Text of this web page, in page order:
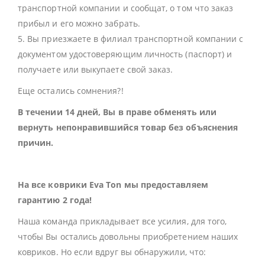
транспортной компании и сообщат, о том что заказ
прибыл и его можно забрать.
5. Вы приезжаете в филиал транспортной компании с
документом удостоверяющим личность (паспорт) и
получаете или выкупаете свой заказ.
Еще остались сомнения?!
В течении 14 дней, Вы в праве обменять или
вернуть непонравившийся товар без объяснения
причин.
На все коврики Eva Ton мы предоставляем
гарантию 2 года!
Наша команда прикладывает все усилия, для того,
чтобы Вы остались довольны приобретением наших
ковриков. Но если вдруг вы обнаружили, что: